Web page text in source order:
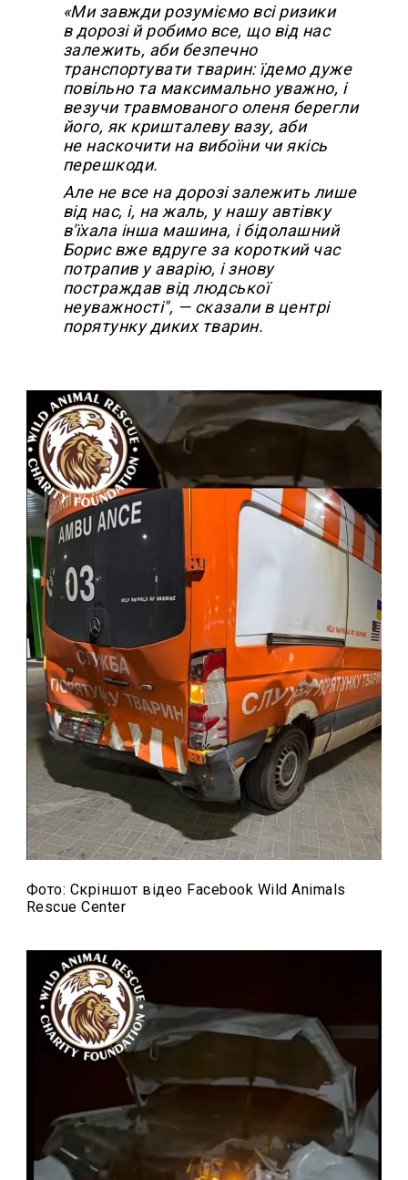
«Ми завжди розуміємо всі ризики
в дорозі й робимо все, що від нас
залежить, аби безпечно
транспортувати тварин: їдемо дуже
повільно та максимально уважно, і
везучи травмованого оленя берегли
його, як кришталеву вазу, аби
не наскочити на вибоїни чи якісь
перешкоди.
Але не все на дорозі залежить лише
від нас, і, на жаль, у нашу автівку
в'їхала інша машина, і бідолашний
Борис вже вдруге за короткий час
потрапив у аварію, і знову
постраждав від людської
неуважності", — сказали в центрі
порятунку диких тварин.
Фото: Скріншот відео Facebook Wild Animals
Rescue Center